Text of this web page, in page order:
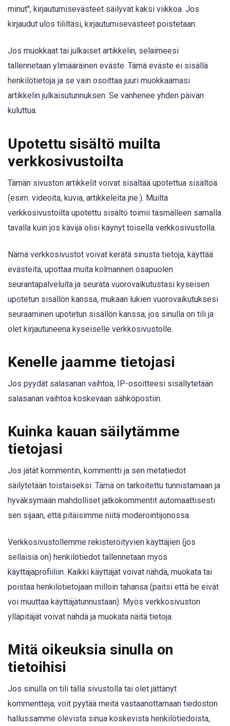
minut", kirjautumisevästeet säilyvät kaksi viikkoa. Jos
kirjaudut ulos tililtäsi, kirjautumisevästeet poistetaan.
Jos muokkaat tai julkaiset artikkelin, selaimeesi
tallennetaan ylimääräinen eväste. Tämä eväste ei sisällä
henkilötietoja ja se vain osoittaa juuri muokkaamasi
artikkelin julkaisutunnuksen. Se vanhenee yhden päivän
kuluttua.
Upotettu sisältö muilta
verkkosivustoilta
Tämän sivuston artikkelit voivat sisältää upotettua sisältöä
(esim. videoita, kuvia, artikkeleita jne.). Muilta
verkkosivustoilta upotettu sisältö toimii täsmälleen samalla
tavalla kuin jos kävijä olisi käynyt toisella verkkosivustolla.
Nämä verkkosivustot voivat kerätä sinusta tietoja, käyttää
evästeitä, upottaa muita kolmannen osapuolen
seurantapalveluita ja seurata vuorovaikutustasi kyseisen
upotetun sisällön kanssa, mukaan lukien vuorovaikutuksesi
seuraaminen upotetun sisällön kanssa, jos sinulla on tili ja
olet kirjautuneena kyseiselle verkkosivustolle.
Kenelle jaamme tietojasi
Jos pyydät salasanan vaihtoa, IP-osoitteesi sisällytetään
salasanan vaihtoa koskevaan sähköpostiin.
Kuinka kauan säilytämme
tietojasi
Jos jätät kommentin, kommentti ja sen metatiedot
säilytetään toistaiseksi. Tämä on tarkoitettu tunnistamaan ja
hyväksymään mahdolliset jatkokommentit automaattisesti
sen sijaan, että pitäisimme niitä moderointijonossa.
Verkkosivustollemme rekisteröityvien käyttäjien (jos
sellaisia on) henkilötiedot tallennetaan myös
käyttäjäprofiiliin. Kaikki käyttäjät voivat nähdä, muokata tai
poistaa henkilötietojaan milloin tahansa (paitsi että he eivät
voi muuttaa käyttäjätunnustaan). Myös verkkosivuston
ylläpitäjät voivat nähdä ja muokata näitä tietoja.
Mitä oikeuksia sinulla on
tietoihisi
Jos sinulla on tili tällä sivustolla tai olet jättänyt
kommentteja, voit pyytää meitä vastaanottamaan tiedoston
hallussamme olevista sinua koskevista henkilötiedoista,